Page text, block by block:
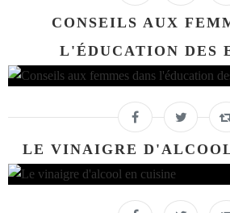
CONSEILS AUX
L'ÉDUCATION DES
LE VINAIGRE